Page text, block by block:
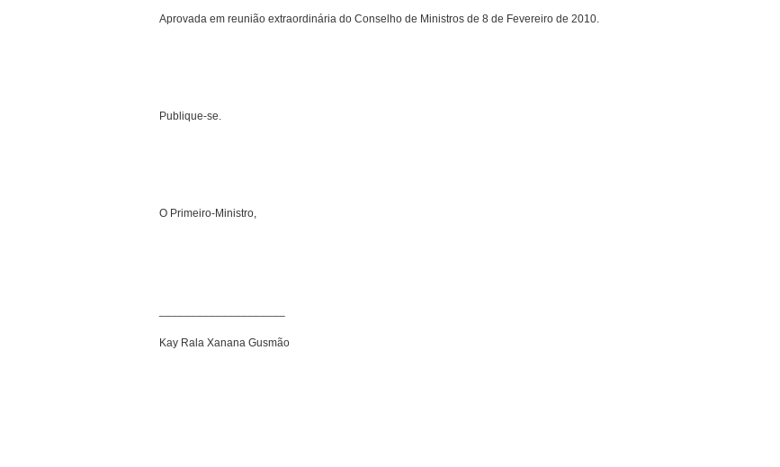
Aprovada em reunião extraordinária do Conselho de Ministros de 8 de Fevereiro de 2010.
Publique-se.
O Primeiro-Ministro,
Kay Rala Xanana Gusmão